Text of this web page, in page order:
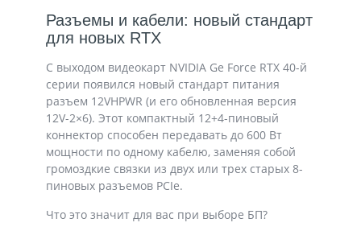
Разъемы и кабели: новый стандарт
для новых RTX
С выходом видеокарт NVIDIA Ge Force RTX 40-й
серии появился новый стандарт питания
разъем 12VHPWR (и его обновленная версия
12V-2×6). Этот компактный 12+4-пиновый
коннектор способен передавать до 600 Вт
мощности по одному кабелю, заменяя собой
громоздкие связки из двух или трех старых 8-
пиновых разъемов PCIe.
Что это значит для вас при выборе БП?